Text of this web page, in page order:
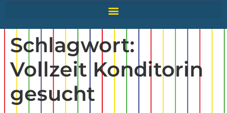
Schlagwort:
Vollzeit Konditorin
gesucht